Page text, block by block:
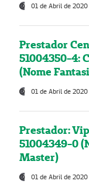
01 de Abril de 2020
Prestador
51004350-4:
(Nome
01 de Abril de 2020
Prestador:
51004349-0
Master)
01 de Abril de 2020